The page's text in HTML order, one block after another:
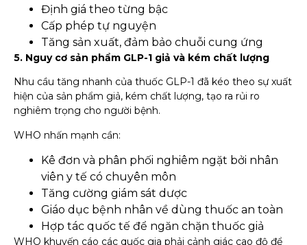
Định giá theo từng bậc
Cấp phép tự nguyện
Tăng sản xuất, đảm bảo chuỗi cung ứng
5. Nguy cơ sản phẩm GLP-1 giả và kém chất lượng
Nhu cầu tăng nhanh của thuốc GLP-1 đã kéo theo sự xuất
hiện của sản phẩm giả, kém chất lượng, tạo ra rủi ro
nghiêm trọng cho người bệnh.
WHO nhấn mạnh cần:
Kê đơn và phân phối nghiêm ngặt bởi nhân
viên y tế có chuyên môn
Tăng cường giám sát dược
Giáo dục bệnh nhân về dùng thuốc an toàn
Hợp tác quốc tế để ngăn chặn thuốc giả
WHO khuyến cáo các quốc gia phải cảnh giác cao độ để